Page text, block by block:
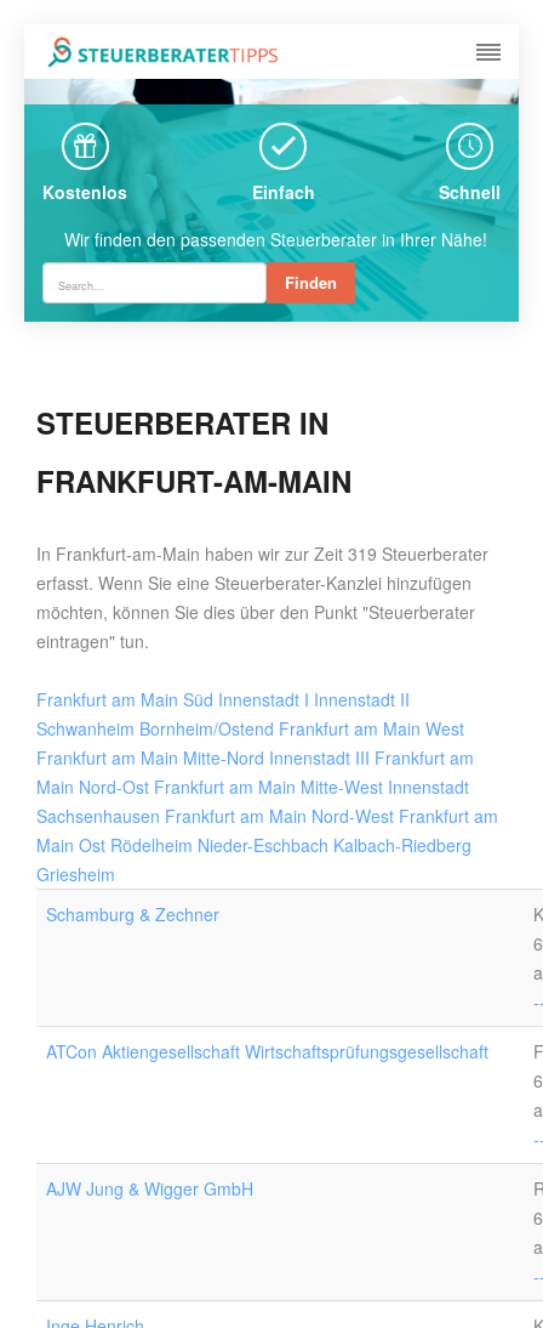
Kostenlos Einfach
Schnell
Wir finden den passenden Steuerberater in Ihrer Nähe!
Finden
STEUERBERATER IN
FRANKFURT-AM-MAIN
In Frankfurt-am-Main haben wir zur Zeit 319 Steuerberater
erfasst. Wenn Sie eine Steuerberater-Kanzlei hinzufügen
möchten, können Sie dies über den Punkt "Steuerberater
eintragen" tun.
Frankfurt am Main Süd Innenstadt I Innenstadt II
Schwanheim Bornheim/Ostend Frankfurt am Main West
Frankfurt am Main Mitte-Nord Innenstadt III Frankfurt am
Main Nord-Ost Frankfurt am Main Mitte-West Innenstadt
Sachsenhausen Frankfurt am Main Nord-West Frankfurt am
Main Ost Rödelheim Nieder-Eschbach Kalbach-Riedberg
Griesheim
Schamburg & Zechner
ATCon Aktiengesellschaft Wirtschaftsprüfungsgesellschaft
AJW Jung & Wigger GmbH